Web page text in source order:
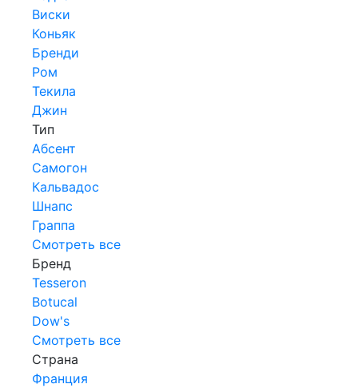
Виски
Коньяк
Бренди
Ром
Текила
Джин
Тип
Абсент
Самогон
Кальвадос
Шнапс
Граппа
Смотреть все
Бренд
Tesseron
Botucal
Dow's
Смотреть все
Страна
Франция